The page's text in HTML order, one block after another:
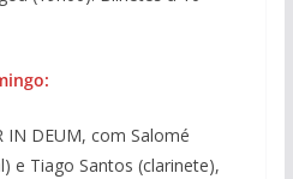
IN DEUM, com Salomé
e Tiago Santos (clarinete),